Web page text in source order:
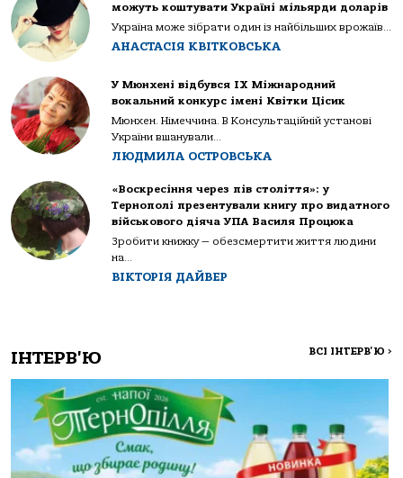
можуть коштувати Україні мільярди доларів
Україна може зібрати один із найбільших врожаїв...
АНАСТАСІЯ КВІТКОВСЬКА
У Мюнхені відбувся IX Міжнародний
вокальний конкурс імені Квітки Цісик
Мюнхен. Німеччина. В Консультаційній установі
України вшанували...
ЛЮДМИЛА ОСТРОВСЬКА
«Воскресіння через пів століття»: у
Тернополі презентували книгу про видатного
військового діяча УПА Василя Процюка
Зробити книжку — обезсмертити життя людини
на...
ВІКТОРІЯ ДАЙВЕР
ІНТЕРВ'Ю ВСІ ІНТЕРВ'Ю >